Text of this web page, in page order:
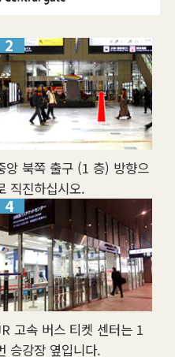
앙 북쪽 출구 (1 층) 방향으
직진하십시오.
고속 버스 티켓 센터는 1
승강장 옆입니다.